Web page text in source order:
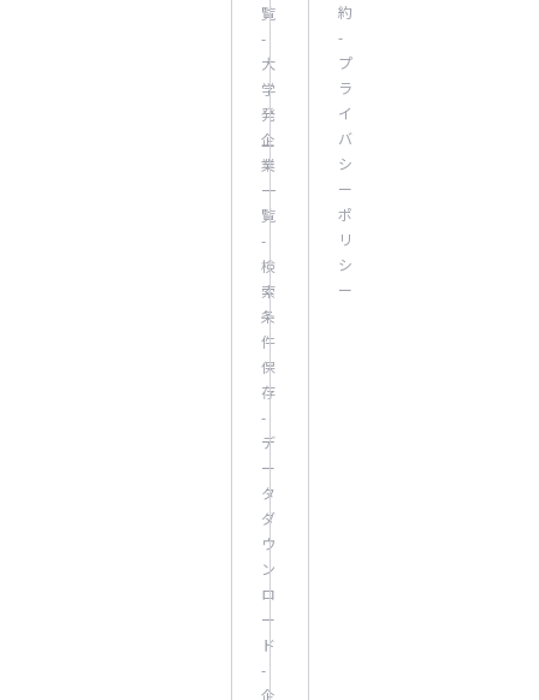
覧
-
大
学
発
企
業
一
覧
-
検
索
条
件
保
存
-
デ
ー
タ
ダ
ウ
ン
ロ
ー
ド
-
企
約
-
プ
ラ
イ
バ
シ
ー
ポ
リ
シ
ー